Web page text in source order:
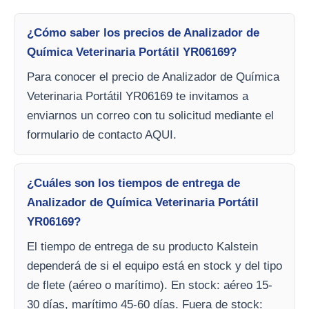
¿Cómo saber los precios de Analizador de
Química Veterinaria Portátil YR06169?
Para conocer el precio de Analizador de Química
Veterinaria Portátil YR06169 te invitamos a
enviarnos un correo con tu solicitud mediante el
formulario de contacto AQUI.
¿Cuáles son los tiempos de entrega de
Analizador de Química Veterinaria Portátil
YR06169?
El tiempo de entrega de su producto Kalstein
dependerá de si el equipo está en stock y del tipo
de flete (aéreo o marítimo). En stock: aéreo 15-
30 días, marítimo 45-60 días. Fuera de stock: